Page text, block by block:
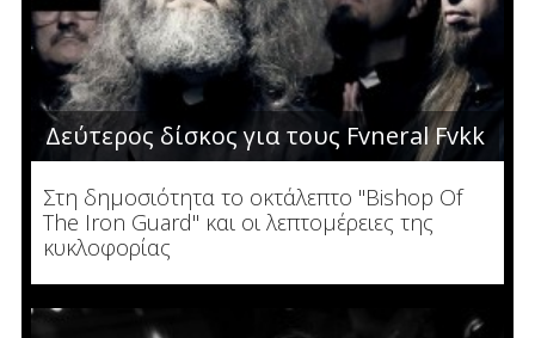
Δεύτερος δίσκος για τους Fvneral Fvkk
Στη δημοσιότητα το οκτάλεπτο "Bishop Of
The Iron Guard" και οι λεπτομέρειες της
κυκλοφορίας